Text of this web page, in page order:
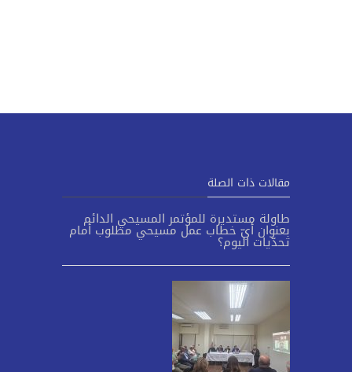
مقالات ذات الصلة
طاولة مستديرة للمؤتمر المسيحي الدائم
بعنوان أيّ خطاب عمل مسيحي مطلوب أمام
تحدّيات اليوم؟